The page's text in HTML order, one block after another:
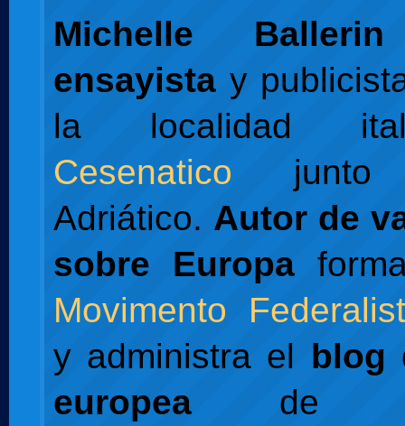
Michelle Ballerin
ensayistay
la localidad
Cesenatico junto
Adriático. Autor de
sobre Europa
Movimento
y administra el blog
europeade